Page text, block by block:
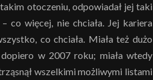
otoczeniu, odpowiadał jej taki
co więcej, nie chciała. Jej kariera
co chciała. Miała też dużo
w 2007 roku; miała wtedy
wszelkimi możliwymi listami